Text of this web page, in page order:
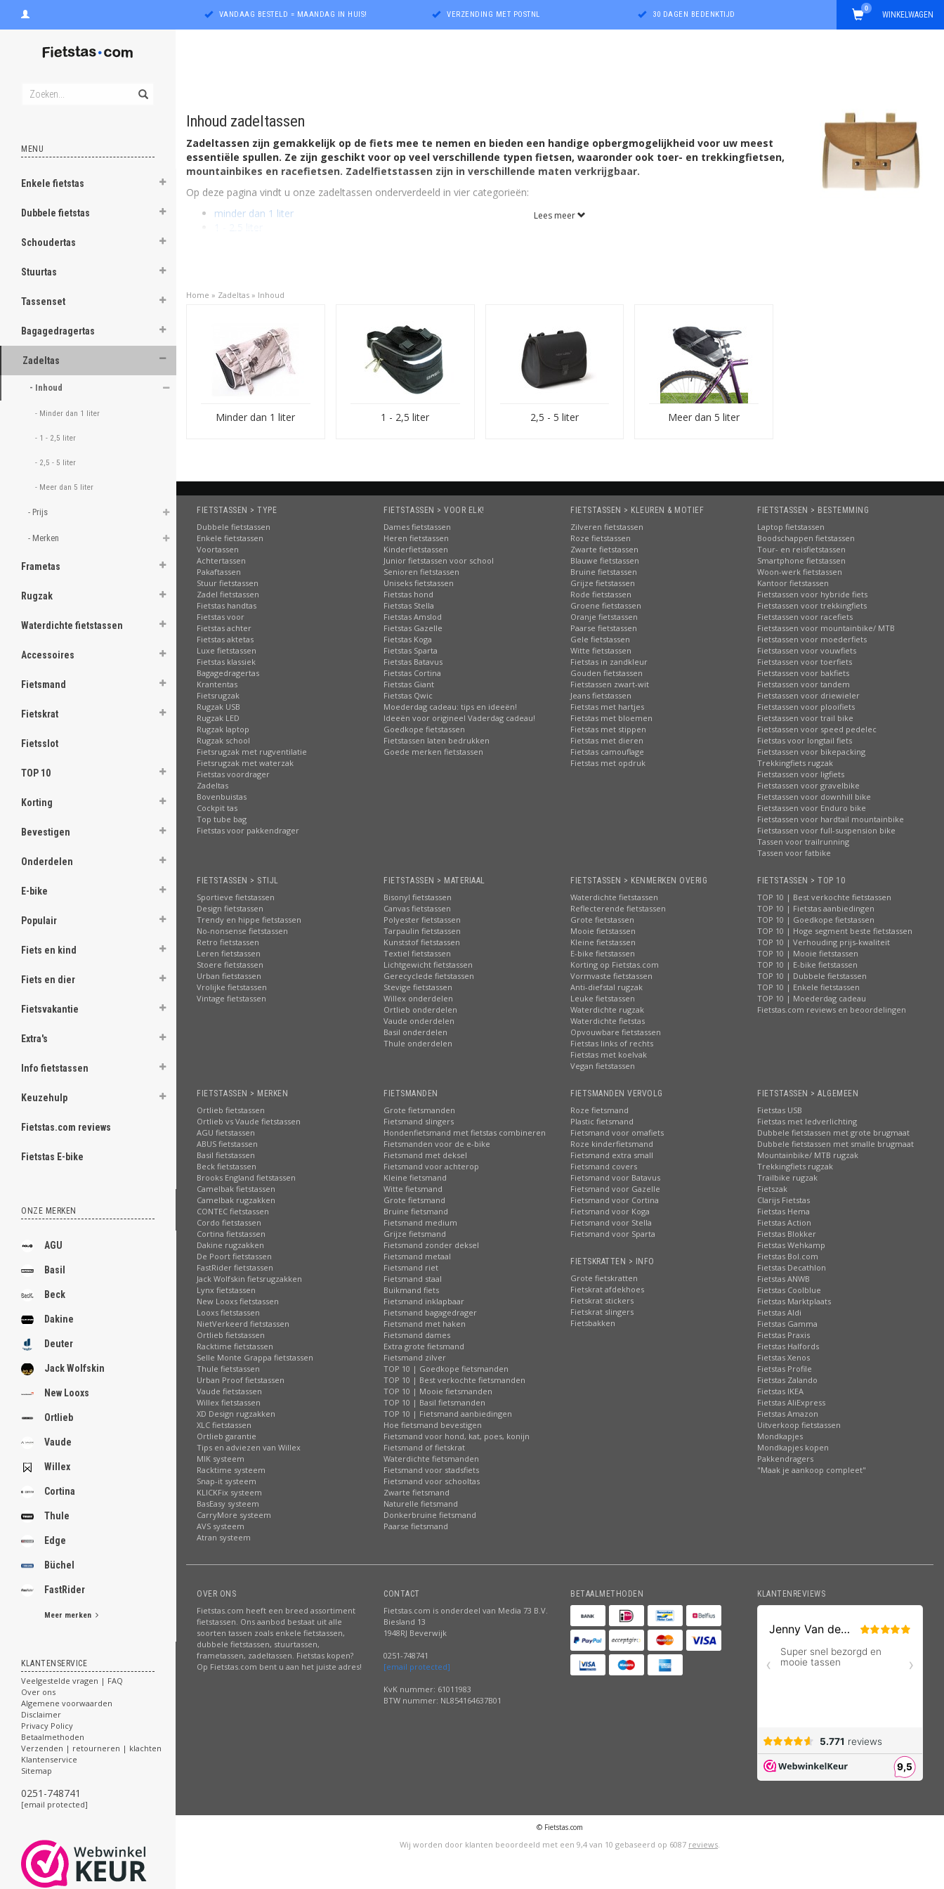
VANDAAG BESTELD = MAANDAG IN HUIS! VERZENDING MET POSTNL 30 DAGEN BEDENKTIJD WINKELWAGEN
0
MENU
Enkele fietstas
Dubbele fietstas
Schoudertas
Stuurtas
Tassenset
Bagagedragertas
Zadeltas
- Inhoud
- Minder dan 1 liter
- 1 - 2,5 liter
- 2,5 - 5 liter
- Meer dan 5 liter
- Prijs
- Merken
Frametas
Rugzak
Waterdichte fietstassen
Accessoires
Fietsmand
Fietskrat
Fietsslot
TOP 10
Korting
Bevestigen
Onderdelen
E-bike
Populair
Fiets en kind
Fiets en dier
Fietsvakantie
Extra's
Info fietstassen
Keuzehulp
Fietstas.com reviews
Fietstas E-bike
ONZE MERKEN
AGU
Basil
Beck
Dakine
Deuter
Jack Wolfskin
New Looxs
Ortlieb
Vaude
Willex
Cortina
Thule
Edge
Büchel
FastRider
Meer merken
KLANTENSERVICE
Veelgestelde vragen | FAQ
Over ons
Algemene voorwaarden
Disclaimer
Privacy Policy
Betaalmethoden
Verzenden | retourneren | klachten
Klantenservice
Sitemap
0251-748741
[email protected]
ghost
ghost
ghost
ghost
ghost
.
.
.
.
.
.
.
.
.
Inhoud zadeltassen
Zadeltassen zijn gemakkelijk op de fiets mee te nemen en bieden een handige opbergmogelijkheid voor uw meest
essentiële spullen. Ze zijn geschikt voor op veel verschillende typen fietsen, waaronder ook toer- en trekkingfietsen,
mountainbikes en racefietsen. Zadelfietstassen zijn in verschillende maten verkrijgbaar.
Op deze pagina vindt u onze zadeltassen onderverdeeld in vier categorieën:
minder dan 1 liter
1 - 2,5 liter
De voordelen van Fietstas.com:
Nederlands bekendste fietstassenwebshop!
Zeer aantrekkelijk geprijsd:
zadeltassen
Uitstekende serviceen online bereikbaarheid
Riant assortiment:
elk merk, elk type fietstas!
Lees meer
Home » Zadeltas » Inhoud
Minder dan 1 liter 1 - 2,5 liter 2,5 - 5 liter Meer dan 5 liter
FIETSTASSEN > TYPE
Dubbele fietstassen
Enkele fietstassen
Voortassen
Achtertassen
Pakaftassen
Stuur fietstassen
Zadel fietstassen
Fietstas handtas
Fietstas voor
Fietstas achter
Fietstas aktetas
Luxe fietstassen
Fietstas klassiek
Bagagedragertas
Krantentas
Fietsrugzak
Rugzak USB
Rugzak LED
Rugzak laptop
Rugzak school
Fietsrugzak met rugventilatie
Fietsrugzak met waterzak
Fietstas voordrager
Zadeltas
Bovenbuistas
Cockpit tas
Top tube bag
Fietstas voor pakkendrager
FIETSTASSEN > VOOR ELK!
Dames fietstassen
Heren fietstassen
Kinderfietstassen
Junior fietstassen voor school
Senioren fietstassen
Uniseks fietstassen
Fietstas hond
Fietstas Stella
Fietstas Amslod
Fietstas Gazelle
Fietstas Koga
Fietstas Sparta
Fietstas Batavus
Fietstas Cortina
Fietstas Giant
Fietstas Qwic
Moederdag cadeau: tips en ideeën!
Ideeën voor origineel Vaderdag cadeau!
Goedkope fietstassen
Fietstassen laten bedrukken
Goede merken fietstassen
FIETSTASSEN > KLEUREN & MOTIEF
Zilveren fietstassen
Roze fietstassen
Zwarte fietstassen
Blauwe fietstassen
Bruine fietstassen
Grijze fietstassen
Rode fietstassen
Groene fietstassen
Oranje fietstassen
Paarse fietstassen
Gele fietstassen
Witte fietstassen
Fietstas in zandkleur
Gouden fietstassen
Fietstassen zwart-wit
Jeans fietstassen
Fietstas met hartjes
Fietstas met bloemen
Fietstas met stippen
Fietstas met dieren
Fietstas camouflage
Fietstas met opdruk
FIETSTASSEN > BESTEMMING
Laptop fietstassen
Boodschappen fietstassen
Tour- en reisfietstassen
Smartphone fietstassen
Woon-werk fietstassen
Kantoor fietstassen
Fietstassen voor hybride fiets
Fietstassen voor trekkingfiets
Fietstassen voor racefiets
Fietstassen voor mountainbike/ MTB
Fietstassen voor moederfiets
Fietstassen voor vouwfiets
Fietstassen voor toerfiets
Fietstassen voor bakfiets
Fietstassen voor tandem
Fietstassen voor driewieler
Fietstassen voor plooifiets
Fietstassen voor trail bike
Fietstassen voor speed pedelec
Fietstas voor longtail fiets
Fietstassen voor bikepacking
Trekkingfiets rugzak
Fietstassen voor ligfiets
Fietstassen voor gravelbike
Fietstassen voor downhill bike
Fietstassen voor Enduro bike
Fietstassen voor hardtail mountainbike
Fietstassen voor full-suspension bike
Tassen voor trailrunning
Tassen voor fatbike
FIETSTASSEN > STIJL
Sportieve fietstassen
Design fietstassen
Trendy en hippe fietstassen
No-nonsense fietstassen
Retro fietstassen
Leren fietstassen
Stoere fietstassen
Urban fietstassen
Vrolijke fietstassen
Vintage fietstassen
FIETSTASSEN > MATERIAAL
Bisonyl fietstassen
Canvas fietstassen
Polyester fietstassen
Tarpaulin fietstassen
Kunststof fietstassen
Textiel fietstassen
Lichtgewicht fietstassen
Gerecyclede fietstassen
Stevige fietstassen
Willex onderdelen
Ortlieb onderdelen
Vaude onderdelen
Basil onderdelen
Thule onderdelen
FIETSTASSEN > KENMERKEN OVERIG
Waterdichte fietstassen
Reflecterende fietstassen
Grote fietstassen
Mooie fietstassen
Kleine fietstassen
E-bike fietstassen
Korting op Fietstas.com
Vormvaste fietstassen
Anti-diefstal rugzak
Leuke fietstassen
Waterdichte rugzak
Waterdichte fietstas
Opvouwbare fietstassen
Fietstas links of rechts
Fietstas met koelvak
Vegan fietstassen
FIETSTASSEN > TOP 10
TOP 10 | Best verkochte fietstassen
TOP 10 | Fietstas aanbiedingen
TOP 10 | Goedkope fietstassen
TOP 10 | Hoge segment beste fietstassen
TOP 10 | Verhouding prijs-kwaliteit
TOP 10 | Mooie fietstassen
TOP 10 | E-bike fietstassen
TOP 10 | Dubbele fietstassen
TOP 10 | Enkele fietstassen
TOP 10 | Moederdag cadeau
Fietstas.com reviews en beoordelingen
FIETSTASSEN > MERKEN
Ortlieb fietstassen
Ortlieb vs Vaude fietstassen
AGU fietstassen
ABUS fietstassen
Basil fietstassen
Beck fietstassen
Brooks England fietstassen
Camelbak fietstassen
Camelbak rugzakken
CONTEC fietstassen
Cordo fietstassen
Cortina fietstassen
Dakine rugzakken
De Poort fietstassen
FastRider fietstassen
Jack Wolfskin fietsrugzakken
Lynx fietstassen
New Looxs fietstassen
Looxs fietstassen
NietVerkeerd fietstassen
Ortlieb fietstassen
Racktime fietstassen
Selle Monte Grappa fietstassen
Thule fietstassen
Urban Proof fietstassen
Vaude fietstassen
Willex fietstassen
XD Design rugzakken
XLC fietstassen
Ortlieb garantie
Tips en adviezen van Willex
MIK systeem
Racktime systeem
Snap-it systeem
KLICKFix systeem
BasEasy systeem
CarryMore systeem
AVS systeem
Atran systeem
FIETSMANDEN
Grote fietsmanden
Fietsmand slingers
Hondenfietsmand met fietstas combineren
Fietsmanden voor de e-bike
Fietsmand met deksel
Fietsmand voor achterop
Kleine fietsmand
Witte fietsmand
Grote fietsmand
Bruine fietsmand
Fietsmand medium
Grijze fietsmand
Fietsmand zonder deksel
Fietsmand metaal
Fietsmand riet
Fietsmand staal
Buikmand fiets
Fietsmand inklapbaar
Fietsmand bagagedrager
Fietsmand met haken
Fietsmand dames
Extra grote fietsmand
Fietsmand zilver
TOP 10 | Goedkope fietsmanden
TOP 10 | Best verkochte fietsmanden
TOP 10 | Mooie fietsmanden
TOP 10 | Basil fietsmanden
TOP 10 | Fietsmand aanbiedingen
Hoe fietsmand bevestigen
Fietsmand voor hond, kat, poes, konijn
Fietsmand of fietskrat
Waterdichte fietsmanden
Fietsmand voor stadsfiets
Fietsmand voor schooltas
Zwarte fietsmand
Naturelle fietsmand
Donkerbruine fietsmand
Paarse fietsmand
FIETSMANDEN VERVOLG
Roze fietsmand
Plastic fietsmand
Fietsmand voor omafiets
Roze kinderfietsmand
Fietsmand extra small
Fietsmand covers
Fietsmand voor Batavus
Fietsmand voor Gazelle
Fietsmand voor Cortina
Fietsmand voor Koga
Fietsmand voor Stella
Fietsmand voor Sparta
FIETSKRATTEN > INFO
Grote fietskratten
Fietskrat afdekhoes
Fietskrat stickers
Fietskrat slingers
Fietsbakken
FIETSTASSEN > ALGEMEEN
Fietstas USB
Fietstas met ledverlichting
Dubbele fietstassen met grote brugmaat
Dubbele fietstassen met smalle brugmaat
Mountainbike/ MTB rugzak
Trekkingfiets rugzak
Trailbike rugzak
Fietszak
Clarijs Fietstas
Fietstas Hema
Fietstas Action
Fietstas Blokker
Fietstas Wehkamp
Fietstas Bol.com
Fietstas Decathlon
Fietstas ANWB
Fietstas Coolblue
Fietstas Marktplaats
Fietstas Aldi
Fietstas Gamma
Fietstas Praxis
Fietstas Halfords
Fietstas Xenos
Fietstas Profile
Fietstas Zalando
Fietstas IKEA
Fietstas AliExpress
Fietstas Amazon
Uitverkoop fietstassen
Mondkapjes
Mondkapjes kopen
Pakkendragers
"Maak je aankoop compleet"
OVER ONS
Fietstas.com heeft een breed assortiment
fietstassen. Ons aanbod bestaat uit alle
soorten tassen zoals enkele fietstassen,
dubbele fietstassen, stuurtassen,
frametassen, zadeltassen. Fietstas kopen?
Op Fietstas.com bent u aan het juiste adres!
CONTACT
Fietstas.com is onderdeel van Media 73 B.V.
Biesland 13
1948RJ Beverwijk
0251-748741
[email protected]
KvK nummer: 61011983
BTW nummer: NL854164637B01
BETAALMETHODEN KLANTENREVIEWS
© Fietstas.com
Wij worden door klanten beoordeeld met een 9,4 van 10 gebaseerd op 6087 reviews.